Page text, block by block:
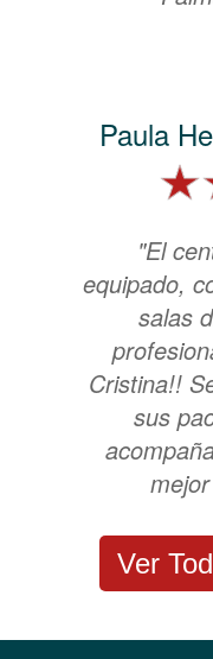
Paula
"El
equipado,
salas
Cristina!!
sus
Ver